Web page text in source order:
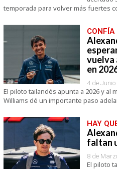
temporada para volver más fuertes
CONFÍA
vuelva
en
4 de
El piloto tailandés apunta a 2026 y
Williams dé un importante paso
HAY
faltan
8 de
El piloto